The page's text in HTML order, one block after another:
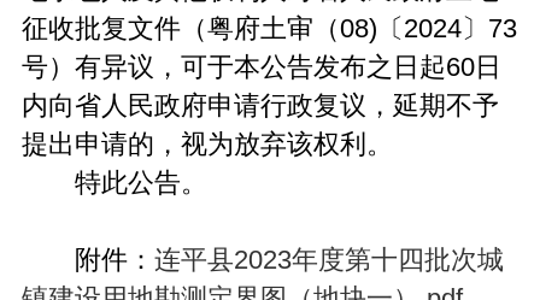
征收批复文件（粤府土审（08)〔2024〕73
号）有异议，可于本公告发布之日起60日
内向省人民政府申请行政复议，延期不予
提出申请的，视为放弃该权利。
特此公告。
附件： 连平县2023年度第十四批次城